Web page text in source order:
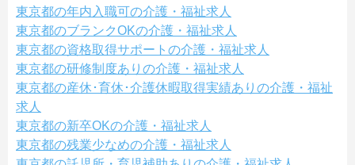
東京都の年内入職可の介護・福祉求人
東京都のブランクOKの介護・福祉求人
東京都の資格取得サポートの介護・福祉求人
東京都の研修制度ありの介護・福祉求人
東京都の産休･育休･介護休暇取得実績ありの介護・福祉
求人
東京都の新卒OKの介護・福祉求人
東京都の残業少なめの介護・福祉求人